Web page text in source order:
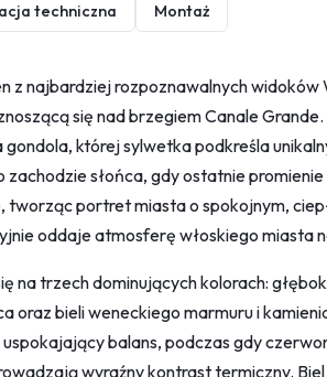
techniczna Montaż
z najbardziej rozpoznawalnych widoków
się nad brzegiem Canale
której sylwetka podkreśla
zachodzie słońca, gdy ostatnie
tworząc portret miasta o spokojnym,
oddaje atmosferę włoskiego miasta
na trzech dominujących kolorach:
oraz bieli weneckiego marmuru i
balans, podczas gdy
wyraźny kontrast termiczny.